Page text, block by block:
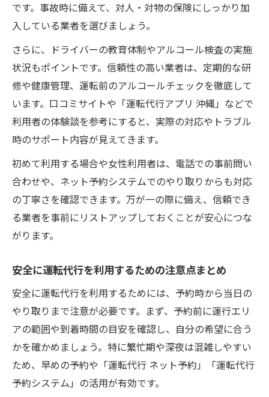
です。事故時に備えて、対人・対物の保険にしっかり加
入している業者を選びましょう。
さらに、ドライバーの教育体制やアルコール検査の実施
状況もポイントです。信頼性の高い業者は、定期的な研
修や健康管理、運転前のアルコールチェックを徹底して
います。口コミサイトや「運転代行アプリ 沖縄」などで
利用者の体験談を参考にすると、実際の対応やトラブル
時のサポート内容が見えてきます。
初めて利用する場合や女性利用者は、電話での事前問い
合わせや、ネット予約システムでのやり取りからも対応
の丁寧さを確認できます。万が一の際に備え、信頼でき
る業者を事前にリストアップしておくことが安心につな
がります。
安全に運転代行を利用するための注意点まとめ
安全に運転代行を利用するためには、予約時から当日の
やり取りまで注意が必要です。まず、予約前に運行エリ
アの範囲や到着時間の目安を確認し、自分の希望に合う
かを確かめましょう。特に繁忙期や深夜は混雑しやすい
ため、早めの予約や「運転代行 ネット予約」「運転代行
予約システム」の活用が有効です。